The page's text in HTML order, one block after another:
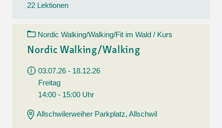
22 Lektionen
Nordic Walking/Walking/Fit im Wald / Kurs
Nordic Walking/Walking
03.07.26 - 18.12.26
Freitag
14:00 - 15:00 Uhr
Allschwilerweiher Parkplatz, Allschwil